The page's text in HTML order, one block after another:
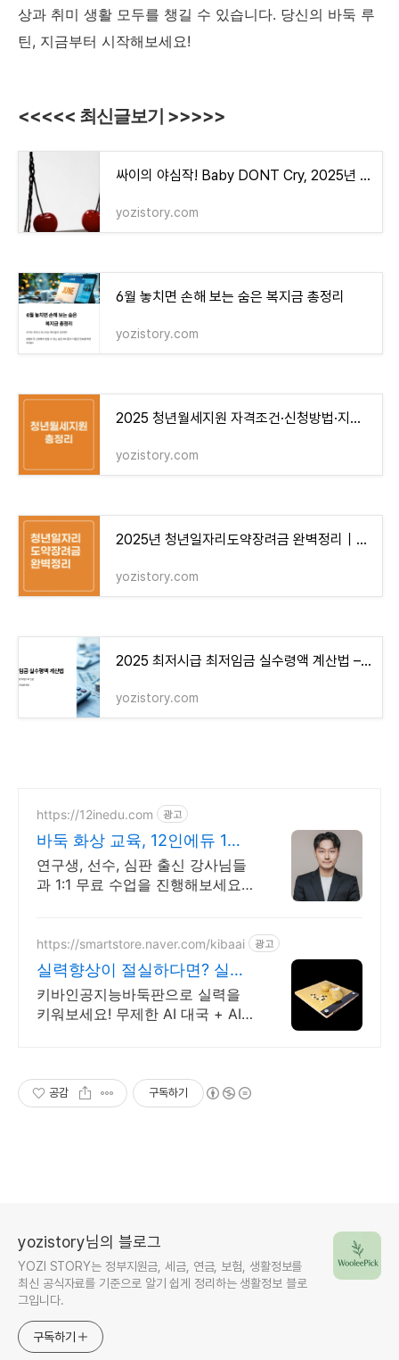
상과 취미 생활 모두를 챙길 수 있습니다. 당신의 바둑 루
틴, 지금부터 시작해보세요!
<<<<< 최신글보기 >>>>>
싸이의 야심작! Baby DONT Cry, 2025년 최고의 데뷔 걸그룹 될까?
yozistory.com
6월 놓치면 손해 보는 숨은 복지금 총정리
yozistory.com
2025 청년월세지원 자격조건·신청방법·지급일 총정리
yozistory.com
2025년 청년일자리도약장려금 완벽정리｜신청조건부터 지원금액까지
yozistory.com
2025 최저시급 최저임금 실수령액 계산법 – 지금 내 월급 얼마인지 바로 확인!
yozistory.com
https://12inedu.com 광고
바둑 화상 교육, 12인에듀 1대1
무료수업 제공 중!
연구생, 선수, 심판 출신 강사님들
과 1:1 무료 수업을 진행해보세요!
을 키워보세요!
https://smartstore.naver.com/kibaai 광고
실력향상이 절실하다면? 실력
향상엔 키바인공지능바둑판
키바인공지능바둑판으로 실력을
키워보세요! 무제한 AI 대국 + AI
공감 구독하기
yozistory님의 블로그
YOZI STORY는 정부지원금, 세금, 연금, 보험, 생활정보를
최신 공식자료를 기준으로 알기 쉽게 정리하는 생활정보 블로
그입니다.
구독하기